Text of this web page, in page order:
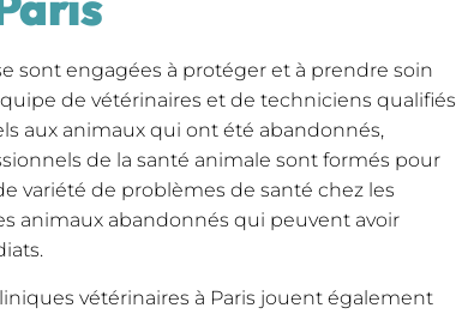
sont engagées à protéger et à prendre soin
de vétérinaires et de techniciens qualifiés
aux animaux qui ont été abandonnés,
de la santé animale sont formés pour
variété de problèmes de santé chez les
animaux abandonnés qui peuvent avoir
vétérinaires à Paris jouent également